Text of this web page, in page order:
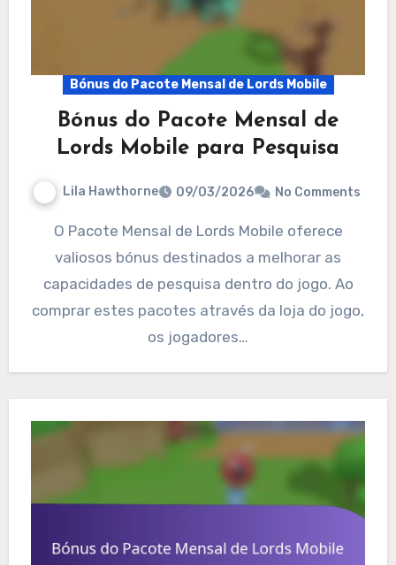
Bónus do Pacote Mensal de Lords Mobile
Bónus do Pacote Mensal de
Lords Mobile para Pesquisa
Lila Hawthorne 09/03/2026 No Comments
O Pacote Mensal de Lords Mobile oferece
valiosos bónus destinados a melhorar as
capacidades de pesquisa dentro do jogo. Ao
comprar estes pacotes através da loja do jogo,
os jogadores…